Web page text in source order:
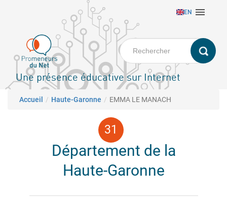
principal
EN 
Une présence éducative sur Internet
Fil d'Ariane
Accueil Haute-Garonne EMMA LE MANACH
Département de la
Haute-Garonne